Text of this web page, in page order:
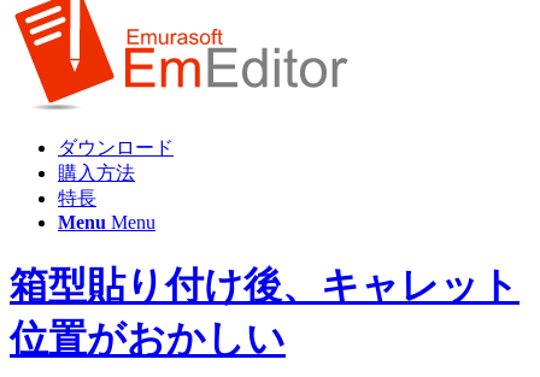
ダウンロード
購入方法
特長
Menu Menu
箱型貼り付け後、キャレット
位置がおかしい